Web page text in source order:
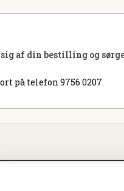
af din bestilling og
på telefon 9756 0207.